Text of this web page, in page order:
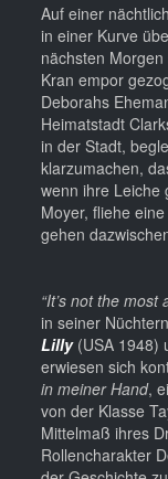
Auf einer
in einer Kurve
nächsten
Kran empor
Deborahs
Heimatstadt
in der Stadt,
klarzumachen,
wenn ihre Leiche
Moyer, fliehe
gehen
“It’s not the
in seiner
Lilly(USA 1948)
erwiesen sich
in meiner Hand,
von der Klasse
Mittelmaß ihres
Rollencharakter